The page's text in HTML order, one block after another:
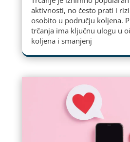
aktivnosti, no često prati i
osobito u području koljena.
trčanja ima ključnu ulogu u
koljena i smanjenj